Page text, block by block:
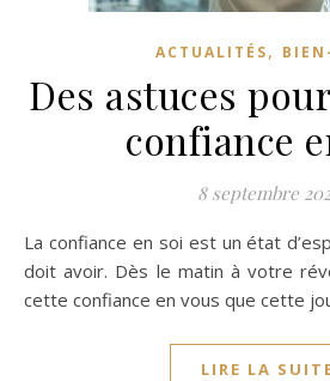
ACTUALITÉS,
Des astuces
confiance
8 septembre
La confiance en soi est un état d’esprit que tout le monde
doit avoir. Dès le matin à votre
cette confiance en vous que cette
LIRE LA